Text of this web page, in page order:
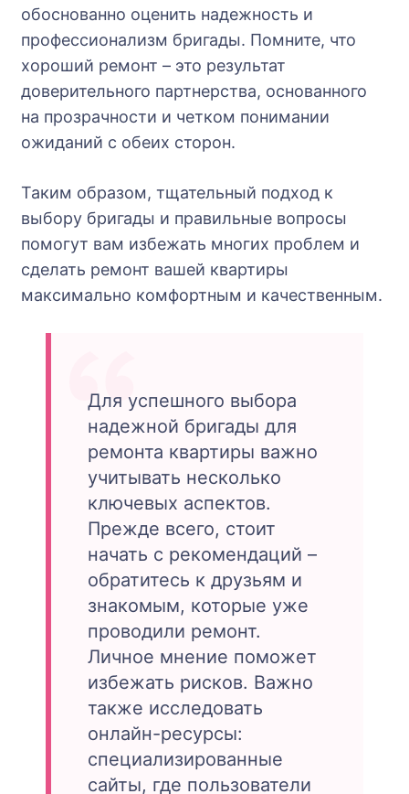
обоснованно оценить надежность и
профессионализм бригады. Помните, что
хороший ремонт – это результат
доверительного партнерства, основанного
на прозрачности и четком понимании
ожиданий с обеих сторон.
Таким образом, тщательный подход к
выбору бригады и правильные вопросы
помогут вам избежать многих проблем и
сделать ремонт вашей квартиры
максимально комфортным и качественным.
Для успешного выбора
надежной бригады для
ремонта квартиры важно
учитывать несколько
ключевых аспектов.
Прежде всего, стоит
начать с рекомендаций –
обратитесь к друзьям и
знакомым, которые уже
проводили ремонт.
Личное мнение поможет
избежать рисков. Важно
также исследовать
онлайн-ресурсы:
специализированные
сайты, где пользователи